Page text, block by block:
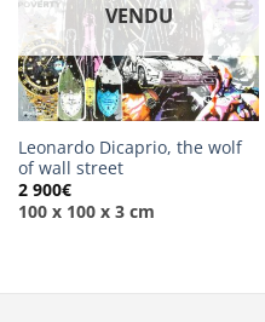
VENDU
Leonardo Dicaprio, the wolf
of wall street
2 900€
100 x 100 x 3 cm